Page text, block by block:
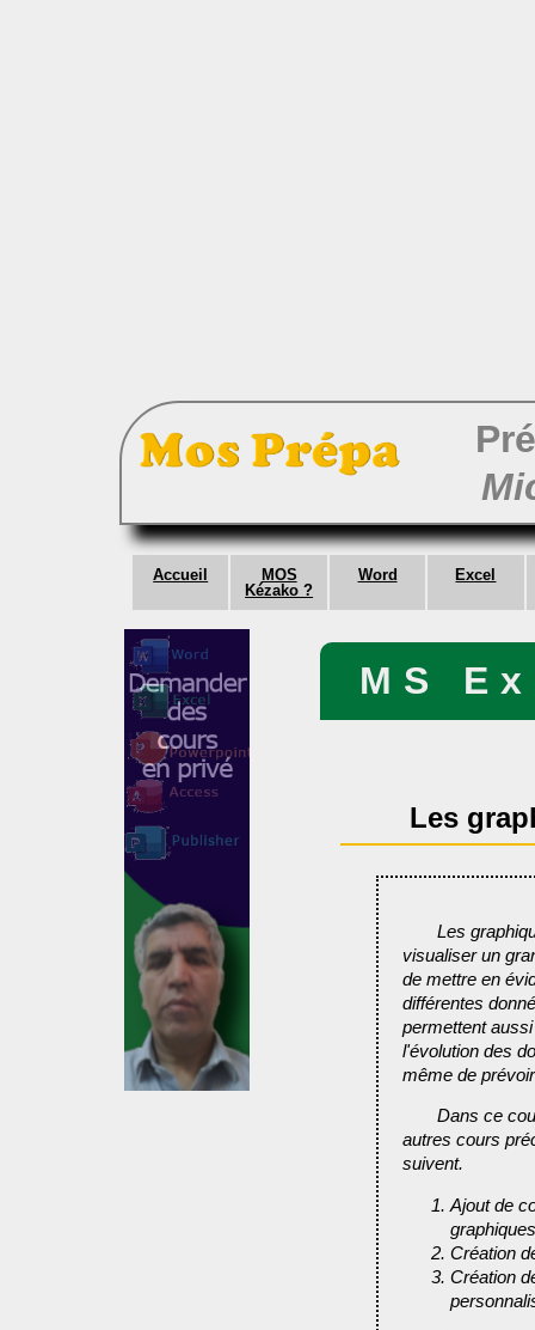
Accueil
MOS
Kézako ?
Word Excel
MS
Les
Les
visualiser un
de mettre en
différentes
permettent
l'évolution des
même de
Dans ce
autres cours
suivent.
Ajout de
Création
Création